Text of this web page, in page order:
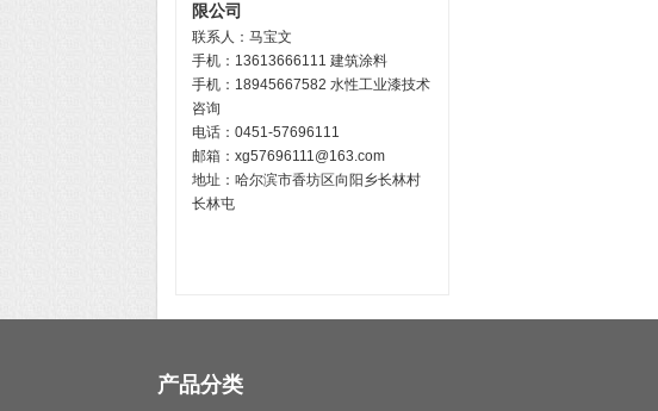
限公司
联系人：马宝文
手机： 13613666111 建筑涂料
手机： 18945667582 水性工业漆技术
咨询
电话：0451-57696111
邮箱：xg57696111@163.com
地址：哈尔滨市香坊区向阳乡长林村
长林屯
产品分类